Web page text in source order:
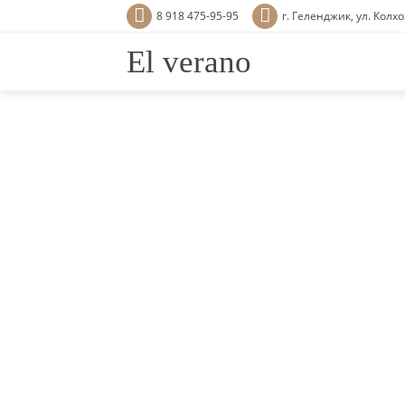
8 918 475-95-95 г. Геленджик, ул.
El verano